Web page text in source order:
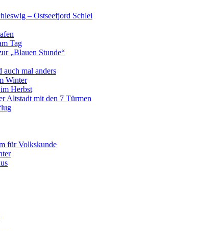
– Ostseefjord Schlei
Tag
„Blauen Stunde“
auch mal anders
Winter
Herbst
Altstadt mit den 7 Türmen
für Volkskunde